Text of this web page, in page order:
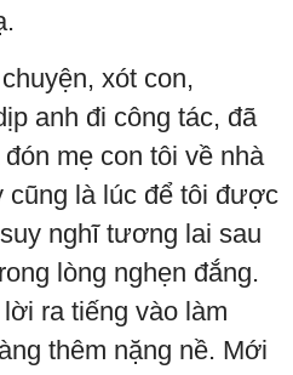
xót con,
anh đi công tác, đã
mẹ con tôi về nhà
cũng là lúc để tôi được
nghĩ tương lai sau
lòng nghẹn đắng.
ra tiếng vào làm
thêm nặng nề. Mới